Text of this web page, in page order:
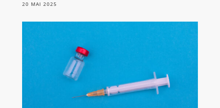
20 MAI 2025